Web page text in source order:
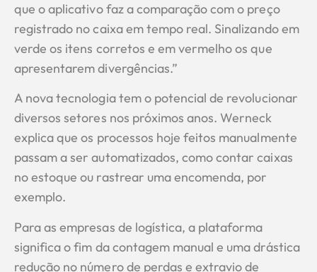
que o aplicativo faz a comparação com o preço
registrado no caixa em tempo real. Sinalizando em
verde os itens corretos e em vermelho os que
apresentarem divergências.”
A nova tecnologia tem o potencial de revolucionar
diversos setores nos próximos anos. Werneck
explica que os processos hoje feitos manualmente
passam a ser automatizados, como contar caixas
no estoque ou rastrear uma encomenda, por
exemplo.
Para as empresas de logística, a plataforma
significa o fim da contagem manual e uma drástica
redução no número de perdas e extravio de